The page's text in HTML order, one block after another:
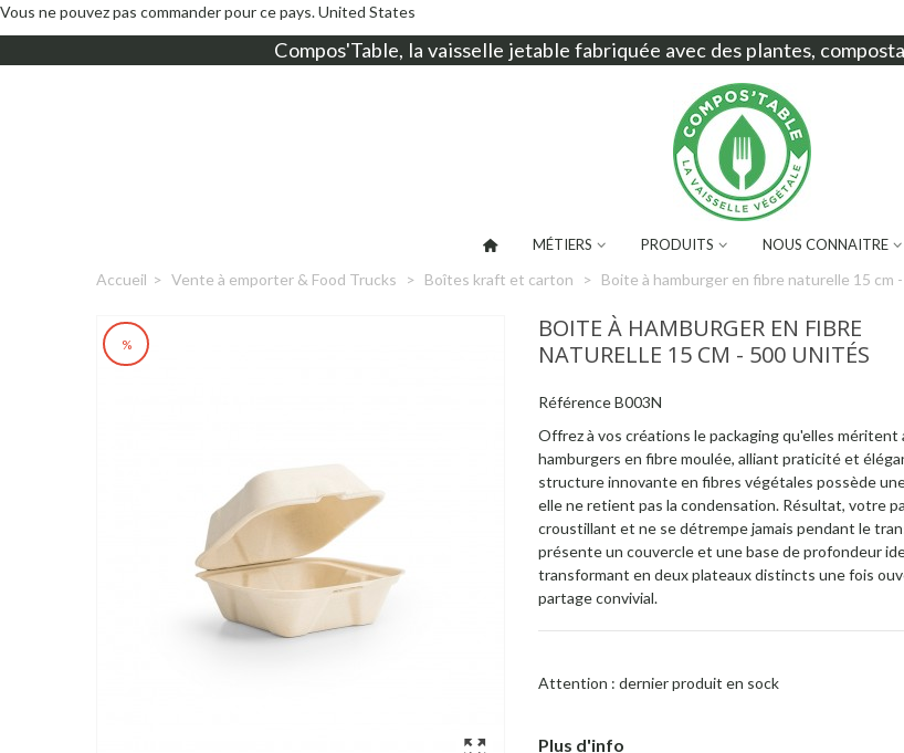
Vous ne pouvez pas commander pour ce pays.United States
Compos'Table, la vaisselle jetable fabriquée avec des plantes,
MÉTIERS PRODUITS NOUS CONNAITRE
Accueil > Vente à emporter & Food Trucks > Boîtes kraft et carton > Boite à hamburger en fibre naturelle 15 cm
%
BOITE À HAMBURGER EN FIBRE
NATURELLE 15 CM - 500 UNITÉS
RéférenceB003N
Offrez à vos créations le packaging qu'elles méritent
hamburgers en fibre moulée, alliant praticité et
structure innovante en fibres végétales possède
elle ne retient pas la condensation. Résultat, votre
croustillant et ne se détrempe jamais pendant le
présente un couvercle et une base de profondeur
transformant en deux plateaux distincts une fois
partage convivial.
Attention : dernier produit en sock
Plus d'info